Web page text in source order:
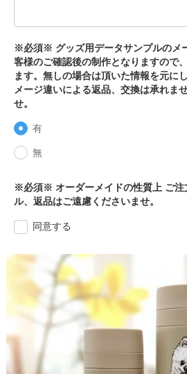
※必須※ グッズ用データサンプルの
客様のご確認後の制作となりますので
ます。無しの場合は頂いた情報を元に
メージ違いによる返品、交換は承れま
せ。
有
無
※必須※ オーダーメイドの性質上 ご注
ル、返品はご遠慮くださいませ。
同意する